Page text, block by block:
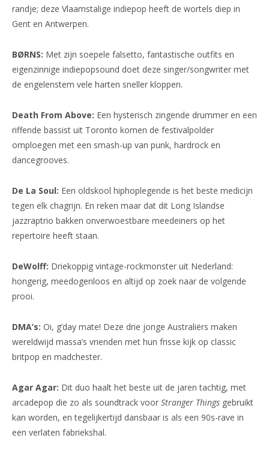
randje; deze Vlaamstalige indiepop heeft de wortels diep in
Gent en Antwerpen.
BØRNS: Met zijn soepele falsetto, fantastische outfits en
eigenzinnige indiepopsound doet deze singer/songwriter met
de engelenstem vele harten sneller kloppen.
Death From Above: Een hysterisch zingende drummer en een
riffende bassist uit Toronto komen de festivalpolder
omploegen met een smash-up van punk, hardrock en
dancegrooves.
De La Soul: Een oldskool hiphoplegende is het beste medicijn
tegen elk chagrijn. En reken maar dat dit Long Islandse
jazzraptrio bakken onverwoestbare meedeiners op het
repertoire heeft staan.
DeWolff: Driekoppig vintage-rockmonster uit Nederland:
hongerig, meedogenloos en altijd op zoek naar de volgende
prooi.
DMA’s: Oi, g’day mate! Deze drie jonge Australiërs maken
wereldwijd massa’s vrienden met hun frisse kijk op classic
britpop en madchester.
Agar Agar: Dit duo haalt het beste uit de jaren tachtig, met
arcadepop die zo als soundtrack voor Stranger Things gebruikt
kan worden, en tegelijkertijd dansbaar is als een 90s-rave in
een verlaten fabriekshal.